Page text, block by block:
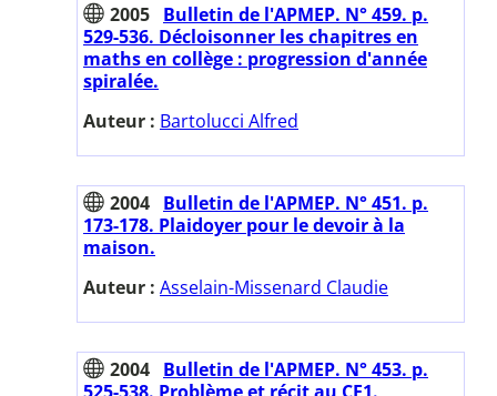
2005 Bulletin de l'APMEP. N° 459. p.
529-536. Décloisonner les chapitres en
maths en collège : progression d'année
spiralée.
Auteur : Bartolucci Alfred
2004 Bulletin de l'APMEP. N° 451. p.
173-178. Plaidoyer pour le devoir à la
maison.
Auteur : Asselain-Missenard Claudie
2004 Bulletin de l'APMEP. N° 453. p.